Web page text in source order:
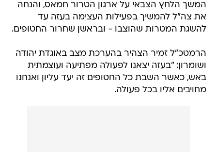
המשך הלחץ הצבאי על ארגון הטרור חמאס, והנחה
את צה"ל להמשיך בפעילות העצימה בעזה עד
להשגת המטרות שהוצבו - ובראשן שחרור החטופים.
הרמטכ"ל זמיר הצהיר בהערכת מצב באוגדת יהודה
ושומרון: "בעזה יצאנו לפעולה מפתיעה ועוצמתית
באש, כאשר השבת כל החטופים זה יעד עליון ואנחנו
מחויבים אליו בכל פעולה.